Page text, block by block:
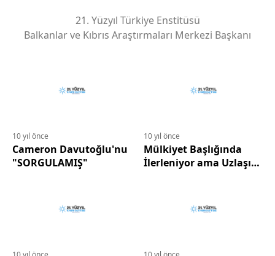
21. Yüzyıl Türkiye Enstitüsü
Balkanlar ve Kıbrıs Araştırmaları Merkezi Başkanı
10 yıl önce
Cameron Davutoğlu'nu
"SORGULAMIŞ"
10 yıl önce
Mülkiyet Başlığında
İlerleniyor ama Uzlaşı